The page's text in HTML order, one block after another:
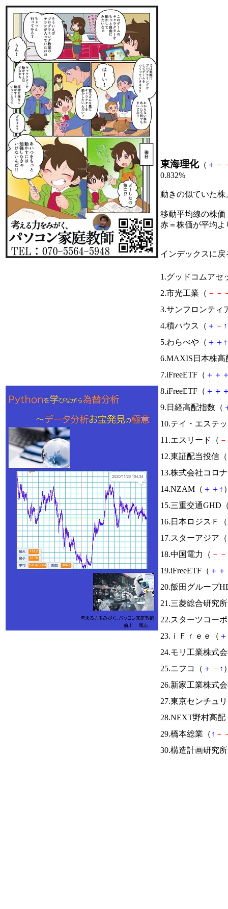
東海理化（ ＋ －
0.832%
動きの似ていた
移動平均線の株価
赤＝株価が平均
インデックスに戻
1.グッドコムアセ
2.市光工業（ － －
3.サンフロンティ
4.積ハウス（ ＋ － ↑
5.わらべや（ ＋ ＋ ↑
6.MAXIS日本株高
7.iFreeETF（ ＋ ＋
8.iFreeETF（ ＋ ＋
9.日経高配指数（
10.テイ・エステ
11.エスリード（ －
12.東証配当投信（
13.株式会社コロ
14.NZAM（ ＋ ＋ ↑
15.三重交通GHD
16.日本ロジスＦ（
17.スターアジア（
18.中国電力（ － －
19.iFreeETF（ ＋ ＋
20.飯田グループ
21.三菱総合研究
22.スターツコー
23.ｉＦｒｅｅ（ ＋
24.モリ工業株式
25.ニフコ（ ＋ － ↑
26.新家工業株式
27.東京センチュ
28.NEXT野村高配
29.橋本総業（ ↑ －
30.構造計画研究